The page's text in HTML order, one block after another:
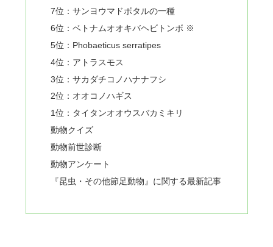
7位：サンヨウマドボタルの一種
6位：ベトナムオオキバヘビトンボ ※
5位：Phobaeticus serratipes
4位：アトラスモス
3位：サカダチコノハナナフシ
2位：オオコノハギス
1位：タイタンオオウスバカミキリ
動物クイズ
動物前世診断
動物アンケート
『昆虫・その他節足動物』に関する最新記事